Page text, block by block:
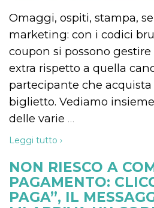
Omaggi, ospiti, stampa,
marketing: con i codici
coupon si possono
extra rispetto a quella
partecipante che
biglietto. Vediamo
delle varie …
Leggi tutto ›
NON RIESCO A
PAGAMENTO:
PAGA”, IL
xs
Meta
__cf_bm
Inc.